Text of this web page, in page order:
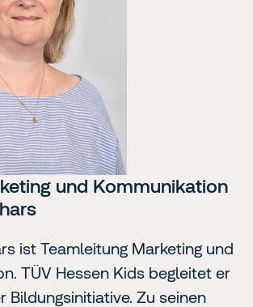
und Kommunikation
ist Teamleitung Marketing und
TÜV Hessen Kids begleitet er
Bildungsinitiative. Zu seinen